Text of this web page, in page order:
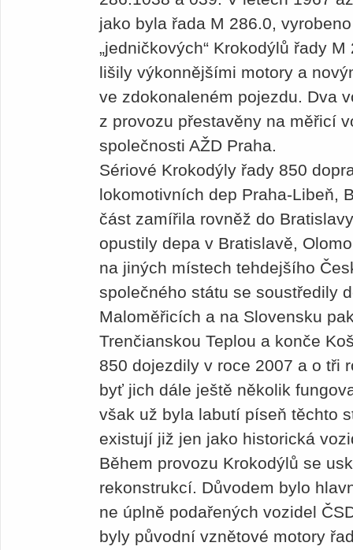
jako byla řada M 286.0,
„jedničkových“ Krokodýlů řady
lišily výkonnějšími motory a
ve zdokonaleném pojezdu. Dva
z provozu přestavěny na měřicí
společnosti AŽD Praha.
Sériové Krokodýly řady 850
lokomotivních dep Praha-Libeň,
část zamířila rovněž do
opustily depa v Bratislavě,
na jiných místech tehdejšího
společného státu se soustředily
Maloměřicích a na Slovensku
Trenčianskou Teplou a konče
850 dojezdily v roce 2007 a o tři
byť jich dále ještě několik
však už byla labutí píseň těchto
existují již jen jako historická
Během provozu Krokodýlů se
rekonstrukcí. Důvodem bylo
ne úplně podařených vozidel
byly původní vznětové motory